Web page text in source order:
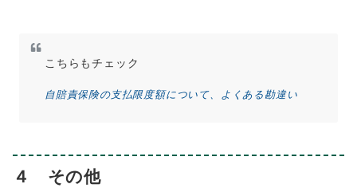
こちらもチェック
自賠責保険の支払限度額について、よくある勘違い
４ その他